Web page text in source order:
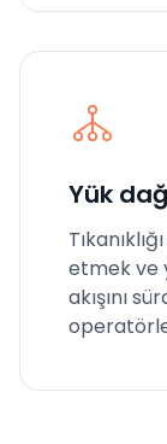
Yük
etmek ve
akışını